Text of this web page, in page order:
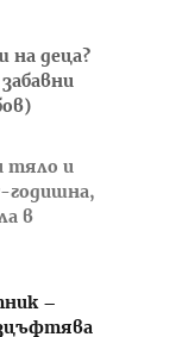
на деца?
тяло и
годишна,
в
–